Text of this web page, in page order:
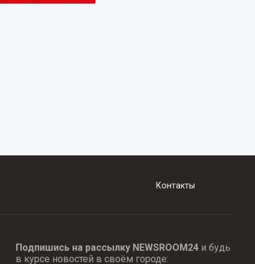
Контакты
Подпишись на рассылку NEWSROOM24и будь
в курсе новостей в своём городе: